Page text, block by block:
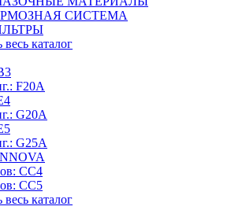
СИСТЕМА
каталог
F20A
G20A
G25A
CC4
CC5
каталог